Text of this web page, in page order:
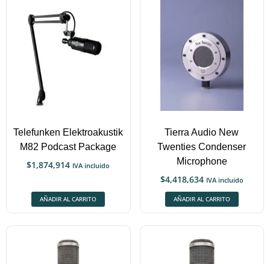
Telefunken Elektroakustik
M82 Podcast Package
$1,874,914 IVA incluido
AÑADIR AL CARRITO
Tierra Audio New
Twenties Condenser
Microphone
$4,418,634 IVA incluido
AÑADIR AL CARRITO